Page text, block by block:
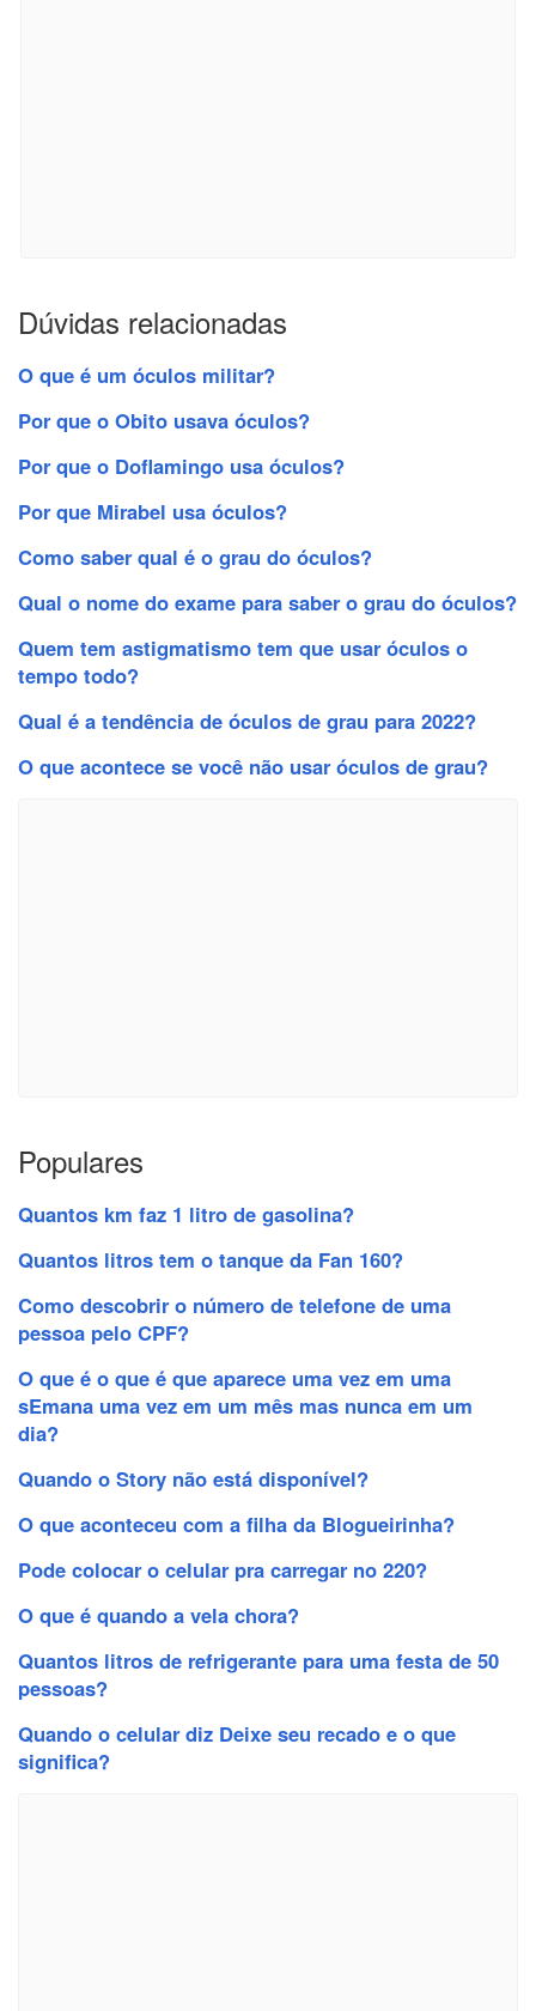
Dúvidas relacionadas
O que é um óculos militar?
Por que o Obito usava óculos?
Por que o Doflamingo usa óculos?
Por que Mirabel usa óculos?
Como saber qual é o grau do óculos?
Qual o nome do exame para saber o grau do óculos?
Quem tem astigmatismo tem que usar óculos o
tempo todo?
Qual é a tendência de óculos de grau para 2022?
O que acontece se você não usar óculos de grau?
Populares
Quantos km faz 1 litro de gasolina?
Quantos litros tem o tanque da Fan 160?
Como descobrir o número de telefone de uma
pessoa pelo CPF?
O que é o que é que aparece uma vez em uma
sEmana uma vez em um mês mas nunca em um
dia?
Quando o Story não está disponível?
O que aconteceu com a filha da Blogueirinha?
Pode colocar o celular pra carregar no 220?
O que é quando a vela chora?
Quantos litros de refrigerante para uma festa de 50
pessoas?
Quando o celular diz Deixe seu recado e o que
significa?